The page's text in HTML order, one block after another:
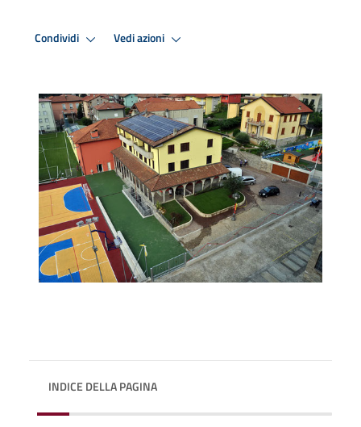
Condividi Vedi azioni
INDICE DELLA PAGINA